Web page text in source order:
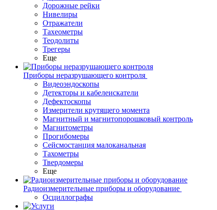
Дорожные рейки
Нивелиры
Отражатели
Тахеометры
Теодолиты
Трегеры
Еще
Приборы неразрушающего контроля
Видеоэндоскопы
Детекторы и кабелеискатели
Дефектоскопы
Измерители крутящего момента
Магнитный и магнитопорошковый контроль
Магнитометры
Прогибомеры
Сейсмостанция малоканальная
Тахометры
Твердомеры
Еще
Радиоизмерительные приборы и оборудование
Осциллографы